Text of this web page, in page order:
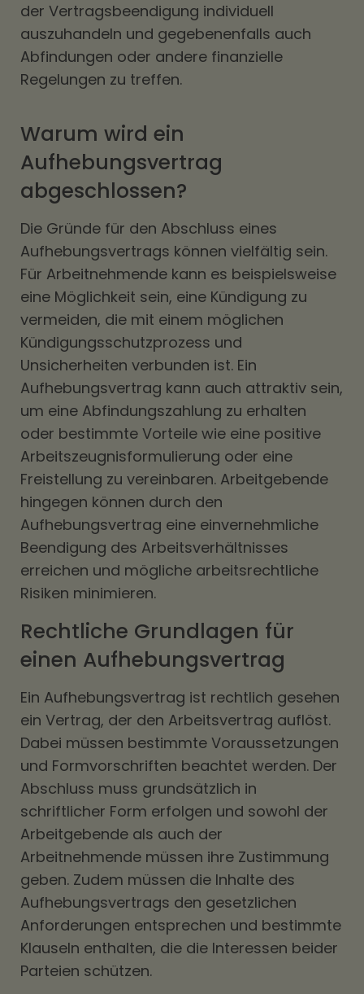
der Vertragsbeendigung individuell
auszuhandeln und gegebenenfalls auch
Abfindungen oder andere finanzielle
Regelungen zu treffen.
Warum wird ein
Aufhebungsvertrag
abgeschlossen?
Die Gründe für den Abschluss eines
Aufhebungsvertrags können vielfältig sein.
Für Arbeitnehmende kann es beispielsweise
eine Möglichkeit sein, eine Kündigung zu
vermeiden, die mit einem möglichen
Kündigungsschutzprozess und
Unsicherheiten verbunden ist. Ein
Aufhebungsvertrag kann auch attraktiv sein,
um eine Abfindungszahlung zu erhalten
oder bestimmte Vorteile wie eine positive
Arbeitszeugnisformulierung oder eine
Freistellung zu vereinbaren. Arbeitgebende
hingegen können durch den
Aufhebungsvertrag eine einvernehmliche
Beendigung des Arbeitsverhältnisses
erreichen und mögliche arbeitsrechtliche
Risiken minimieren.
Rechtliche Grundlagen für
einen Aufhebungsvertrag
Ein Aufhebungsvertrag ist rechtlich gesehen
ein Vertrag, der den Arbeitsvertrag auflöst.
Dabei müssen bestimmte Voraussetzungen
und Formvorschriften beachtet werden. Der
Abschluss muss grundsätzlich in
schriftlicher Form erfolgen und sowohl der
Arbeitgebende als auch der
Arbeitnehmende müssen ihre Zustimmung
geben. Zudem müssen die Inhalte des
Aufhebungsvertrags den gesetzlichen
Anforderungen entsprechen und bestimmte
Klauseln enthalten, die die Interessen beider
Parteien schützen.